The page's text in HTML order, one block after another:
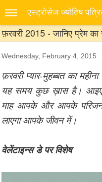
एस्‍ट्रोसेज ज्‍योतिष
फ़रवरी 2015 - जानिए प्रेम का
Wednesday, February 4, 2015
फ़रवरी प्यार-मुहब्बत का
यह समय कुछ ख़ास है। आइए,
माह आपके और आपके
लाएगा आपके जीवन में।
वेलेंटाइन्स डे पर विशेष